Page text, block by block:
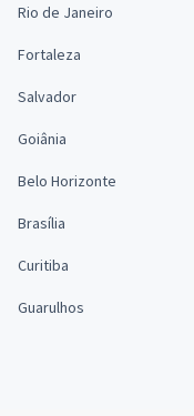
Rio de Janeiro
Fortaleza
Salvador
Goiânia
Belo Horizonte
Brasília
Curitiba
Guarulhos